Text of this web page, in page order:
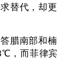
替代，却更
腊南部和楠
，而菲律宾